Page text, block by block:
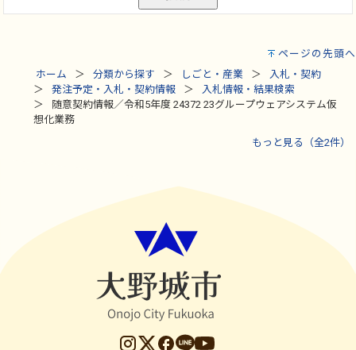
ページの先頭へ
ホーム
分類から探す しごと・産業
入札・契約
発注予定・入札・契約情報
入札情報・結果検索
随意契約情報／令和5年度 24372 23グループウェアシステム仮
想化業務
もっと見る（全2件）